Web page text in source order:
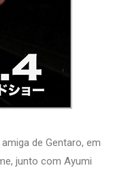
de Gentaro, em
junto com Ayumi